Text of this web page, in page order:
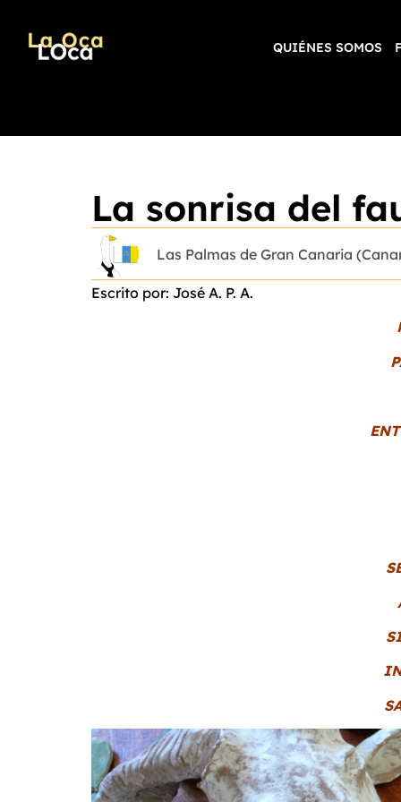
QUIÉNES SOMOS
La sonrisa del
Las Palmas de Gran Canaria
Escrito por: José A. P. A.